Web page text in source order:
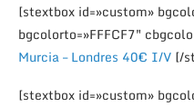
[stextbox id=»custom»
bgcolorto=»FFFCF7″
Murcia – Londres 40€ I/V [/
[stextbox id=»custom»